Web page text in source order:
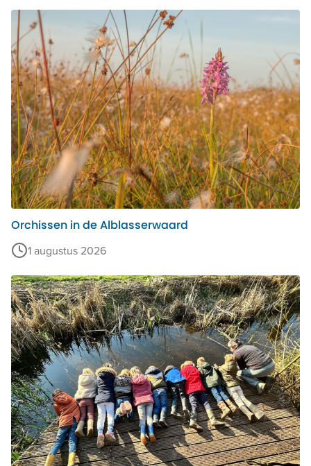
Orchissen in de Alblasserwaard
1 augustus 2026